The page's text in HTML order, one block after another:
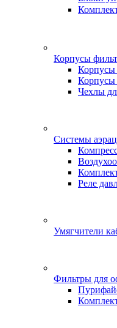
Корпусы
Корпусы
Корпусы
Чехлы
Системы
Реле
Умягчители
Фильтры для